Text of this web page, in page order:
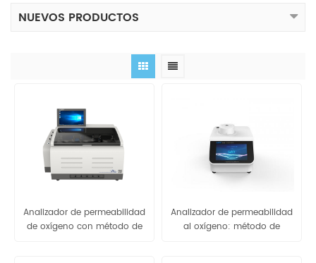
NUEVOS PRODUCTOS
Analizador de permeabilidad
de oxígeno con método de
Analizador de permeabilidad
al oxígeno: método de